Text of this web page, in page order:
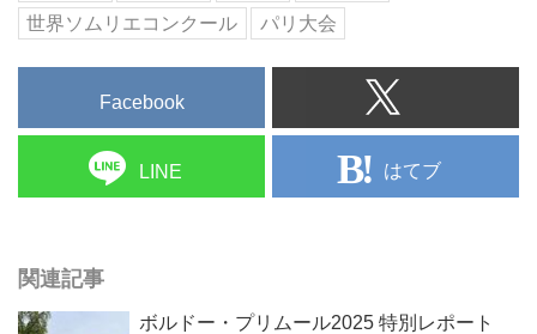
世界ソムリエコンクール
パリ大会
Facebook
LINE はてブ
関連記事
ボルドー・プリムール2025 特別レポート